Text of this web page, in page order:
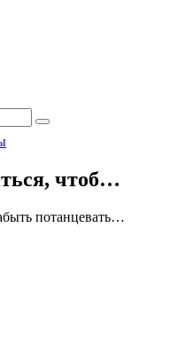
чтоб…
потанцевать…